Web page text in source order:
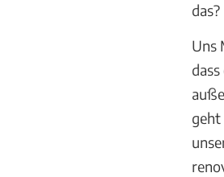
das?
Uns
geht